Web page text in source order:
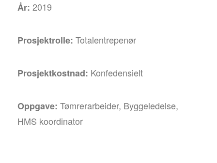
År: 2019
Prosjektrolle: Totalentrepenør
Prosjektkostnad: Konfedensielt
Oppgave: Tømrerarbeider, Byggeledelse,
HMS koordinator